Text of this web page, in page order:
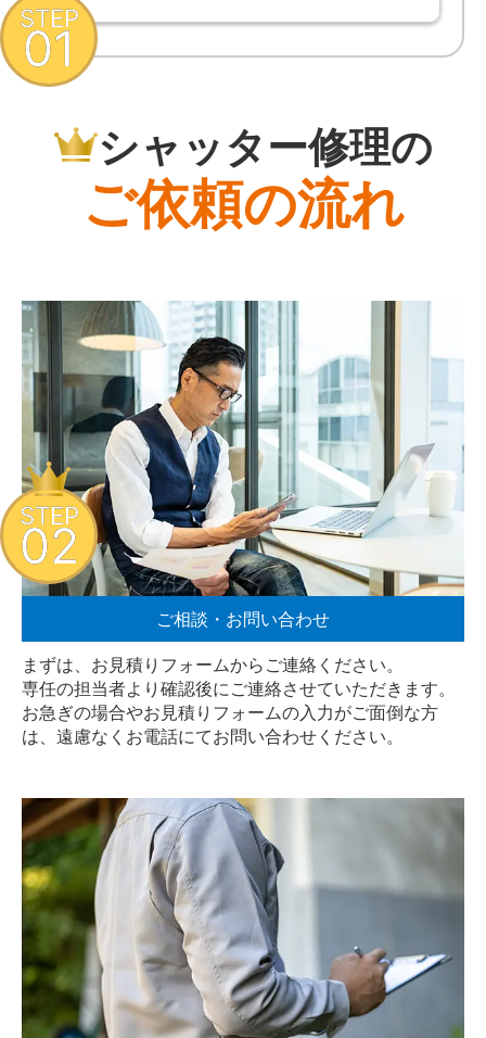
シャッター修理の
ご依頼の流れ
STEP
01
ご相談・お問い合わせ
まずは、お見積りフォームからご連絡ください。
専任の担当者より確認後にご連絡させていただきます。
お急ぎの場合やお見積りフォームの入力がご面倒な方
は、遠慮なく お電話にてお問い合わせください。
STEP
02